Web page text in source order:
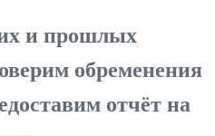
и прошлых
обременения
отчёт на